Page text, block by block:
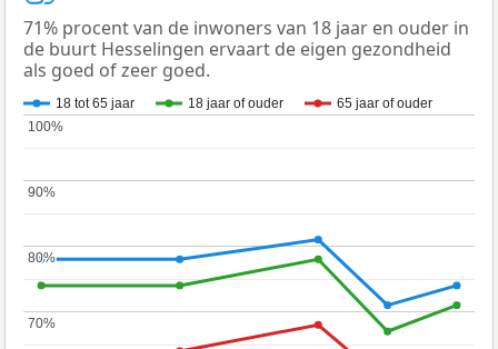
71% procent van de inwoners van 18 jaar en ouder in
de buurt Hesselingen ervaart de eigen gezondheid
als goed of zeer goed.
18 tot 65 jaar 18 jaar of ouder 65 jaar of ouder
70%
70%
80%
80%
90%
90%
100%
100%